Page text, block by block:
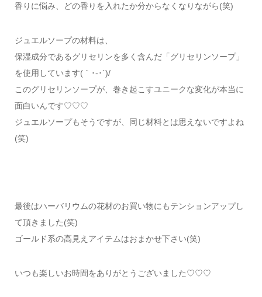
香りに悩み、どの香りを入れたか分からなくなりながら(笑)
ジュエルソープの材料は、
保湿成分であるグリセリンを多く含んだ「グリセリンソープ」
を使用しています(｀･-･´)/
このグリセリンソープが、巻き起こすユニークな変化が本当に
面白いんです♡♡♡
ジュエルソープもそうですが、同じ材料とは思えないですよね
(笑)
最後はハーバリウムの花材のお買い物にもテンションアップし
て頂きました(笑)
ゴールド系の高見えアイテムはおまかせ下さい(笑)
いつも楽しいお時間をありがとうございました♡♡♡